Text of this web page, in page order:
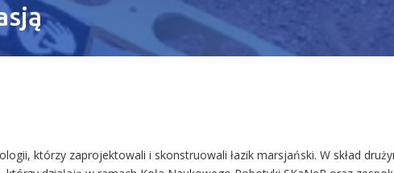
którzy zaprojektowali i skonstruowali łazik marsjański. W skład